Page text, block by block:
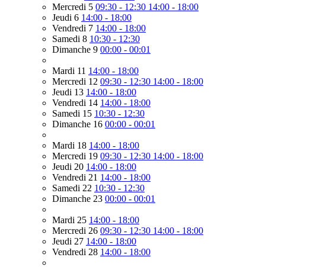
Mercredi 5 09:30 - 12:30 14:00 - 18:00
Jeudi 6 14:00 - 18:00
Vendredi 7 14:00 - 18:00
Samedi 8 10:30 - 12:30
Dimanche 9 00:00 - 00:01
Mardi 11 14:00 - 18:00
Mercredi 12 09:30 - 12:30 14:00 - 18:00
Jeudi 13 14:00 - 18:00
Vendredi 14 14:00 - 18:00
Samedi 15 10:30 - 12:30
Dimanche 16 00:00 - 00:01
Mardi 18 14:00 - 18:00
Mercredi 19 09:30 - 12:30 14:00 - 18:00
Jeudi 20 14:00 - 18:00
Vendredi 21 14:00 - 18:00
Samedi 22 10:30 - 12:30
Dimanche 23 00:00 - 00:01
Mardi 25 14:00 - 18:00
Mercredi 26 09:30 - 12:30 14:00 - 18:00
Jeudi 27 14:00 - 18:00
Vendredi 28 14:00 - 18:00